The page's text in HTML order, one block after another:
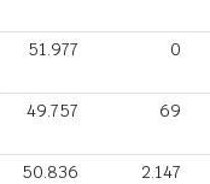
51.977 0
49.757 69
50.836 2.147